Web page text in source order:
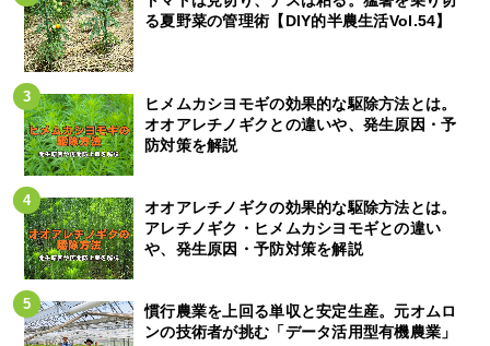
る夏野菜の管理術【DIY的半農生活Vol.54】
ヒメムカシヨモギの効果的な駆除方法とは。
オオアレチノギクとの違いや、発生原因・予
防対策を解説
オオアレチノギクの効果的な駆除方法とは。
アレチノギク・ヒメムカシヨモギとの違い
や、発生原因・予防対策を解説
慣行農業を上回る単収と安定生産。元オムロ
ンの技術者が挑む「データ活用型有機農業」